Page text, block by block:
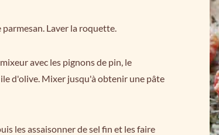
parmesan. Laver la roquette.
avec les pignons de pin, le
d'olive. Mixer jusqu'à obtenir une pâte
les assaisonner de sel fin et les faire